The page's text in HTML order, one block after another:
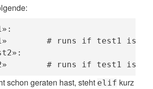
# runs if test1 is
# runs if test1 is
schon geraten hast, steht elif kurz